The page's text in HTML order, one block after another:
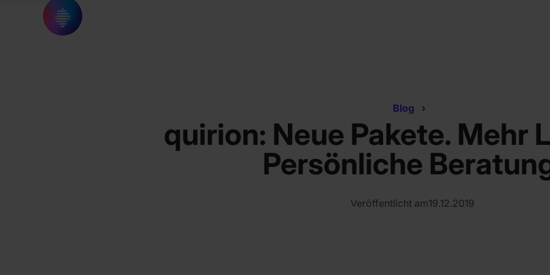
Blog
quirion: Neue Pakete. Mehr
Persönliche
Veröffentlicht am19.12.2019